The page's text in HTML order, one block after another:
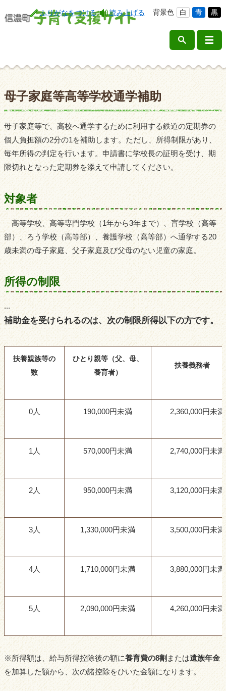
ふりがなをつける 読み上げる 背景色 白 青 黒
母子家庭等高等学校通学補助
母子家庭等で、高校へ通学するために利用する鉄道の定期券の
個人負担額の2分の1を補助します。ただし、所得制限があり、
毎年所得の判定を行います。申請書に学校長の証明を受け、期
限切れとなった定期券を添えて申請してください。
対象者
高等学校、高等専門学校（1年から3年まで）、盲学校（高等
部）、ろう学校（高等部）、養護学校（高等部）へ通学する20
歳未満の母子家庭、父子家庭及び父母のない児童の家庭。
所得の制限
...
補助金を受けられるのは、次の制限所得以下の方です。
扶養親族等の
数
ひとり親等（父、母、
養育者）
扶養義務者
0人 190,000円未満 2,360,000円未満
1人 570,000円未満 2,740,000円未満
2人 950,000円未満 3,120,000円未満
3人 1,330,000円未満 3,500,000円未満
4人 1,710,000円未満 3,880,000円未満
5人 2,090,000円未満 4,260,000円未満
※所得額は、給与所得控除後の額に養育費の8割 または遺族年金
を加算した額から、次の諸控除をひいた金額になります。